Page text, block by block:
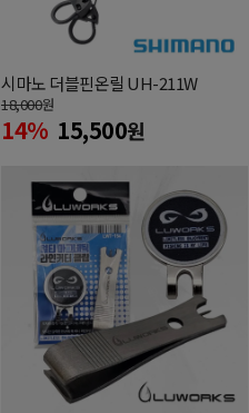
시마노 더블핀온릴 UH-211W
18,000원
14% 15,500원